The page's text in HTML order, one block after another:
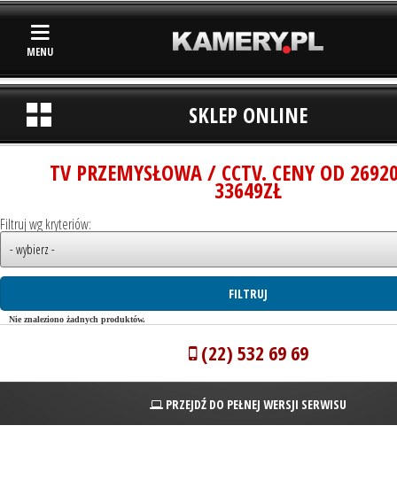
MENU
SKLEP ONLINE
TV PRZEMYSŁOWA / CCTV. CENY OD
33649ZŁ
Filtruj wg kryteriów:
Nie znaleziono żadnych produktów.
(22) 532 69 69
PRZEJDŹ DO PEŁNEJ WERSJI SERWISU